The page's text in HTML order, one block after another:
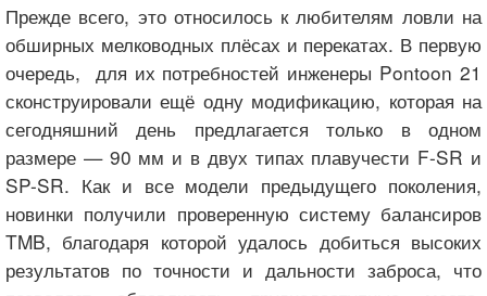
Прежде всего, это относилось к любителям ловли на
обширных мелководных плёсах и перекатах. В первую
очередь, для их потребностей инженеры Pontoon 21
сконструировали ещё одну модификацию, которая на
сегодняшний день предлагается только в одном
размере — 90 мм и в двух типах плавучести F-SR и
SP-SR. Как и все модели предыдущего поколения,
новинки получили проверенную систему балансиров
TMB, благодаря которой удалось добиться высоких
результатов по точности и дальности заброса, что